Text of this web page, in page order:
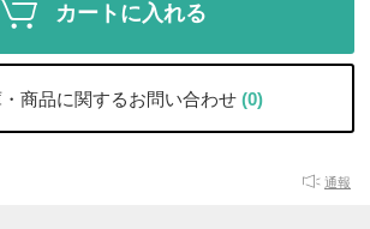
カートに入れる
商品に関するお問い合わせ (0)
通報